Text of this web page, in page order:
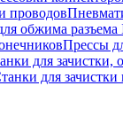
проводов
обжима разъема
Прессы
для зачистки,
для